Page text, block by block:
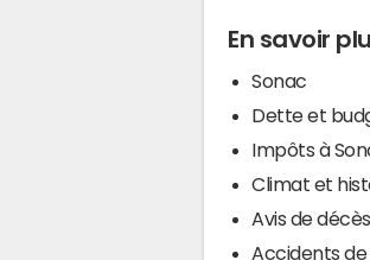
En savoir
Sonac
Dette et
Impôts à
Climat et
Avis de
Accidents